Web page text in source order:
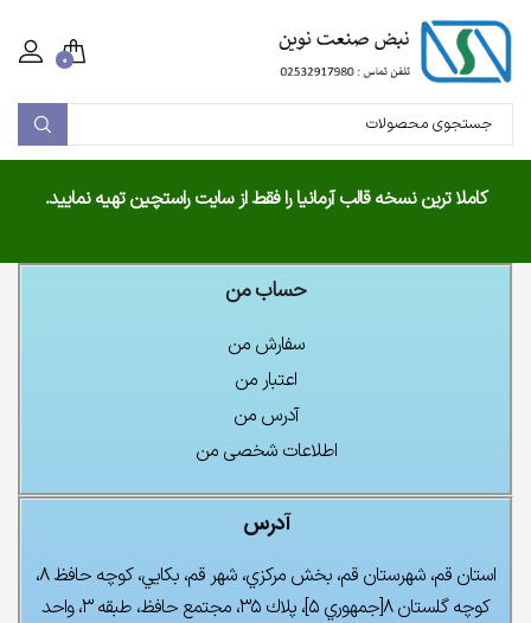
۰
کاملا ترین نسخه قالب آرمانیا را فقط از سایت راستچین تهیه نمایید.
حساب من
سفارش من
اعتبار من
آدرس من
اطلاعات شخصی من
آدرس
استان قم، شهرستان قم، بخش مركزي، شهر قم، بكايي، كوچه حافظ ۸،
كوچه گلستان ۸[جمهوري ۵]، پلاك ۳۵، مجتمع حافظ، طبقه ۳، واحد